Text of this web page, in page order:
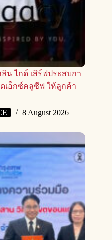
น ไกด์ เสิร์ฟประสบกา
เอ็กซ์คลูซีฟ ให้ลูกค้า
8 August 2026